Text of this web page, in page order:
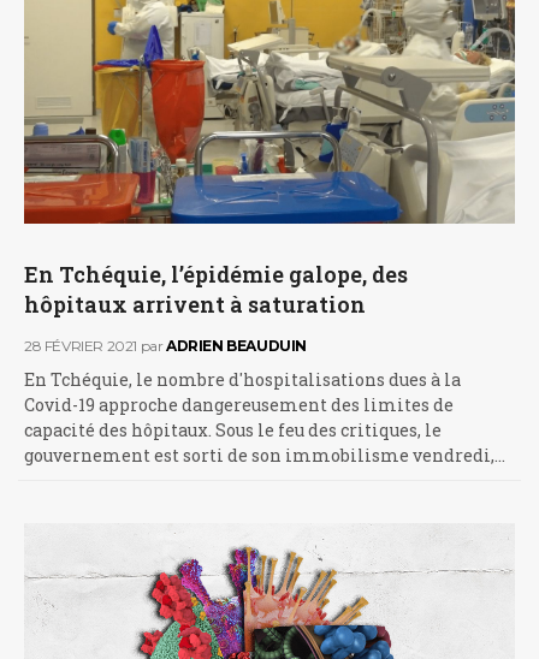
En Tchéquie, l’épidémie galope, des
hôpitaux arrivent à saturation
28 FÉVRIER 2021 parADRIEN BEAUDUIN
En Tchéquie, le nombre d'hospitalisations dues à la
Covid-19 approche dangereusement des limites de
capacité des hôpitaux. Sous le feu des critiques, le
gouvernement est sorti de son immobilisme vendredi,…